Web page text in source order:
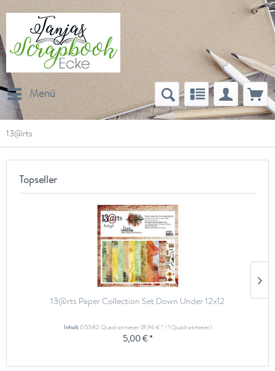
Menü
13@rts
Topseller
13@rts Paper Collection Set Down Under 12x12
Inhalt0.5582 Quadratmeter(8,96 € * / 1 Quadratmeter)
5,00 € *